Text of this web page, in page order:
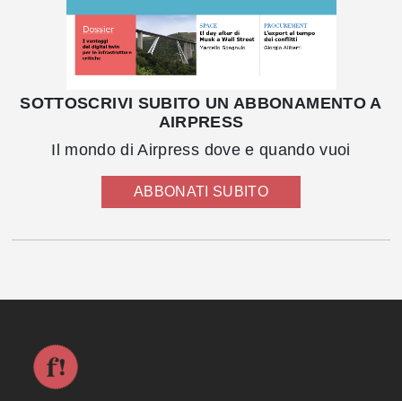
SOTTOSCRIVI SUBITO UN ABBONAMENTO A
AIRPRESS
Il mondo di Airpress dove e quando vuoi
ABBONATI SUBITO